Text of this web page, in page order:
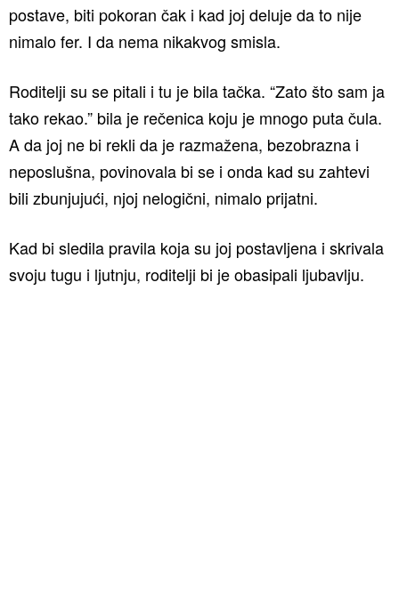
postave, biti pokoran čak i kad joj deluje da to nije
nimalo fer. I da nema nikakvog smisla.
Roditelji su se pitali i tu je bila tačka. “Zato što sam ja
tako rekao.” bila je rečenica koju je mnogo puta čula.
A da joj ne bi rekli da je razmažena, bezobrazna i
neposlušna, povinovala bi se i onda kad su zahtevi
bili zbunjujući, njoj nelogični, nimalo prijatni.
Kad bi sledila pravila koja su joj postavljena i skrivala
svoju tugu i ljutnju, roditelji bi je obasipali ljubavlju.